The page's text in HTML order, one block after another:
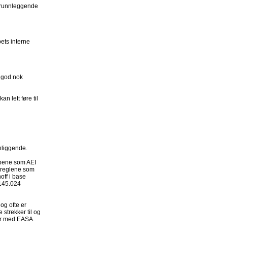
interne
nok
lett føre til
som AEI
som
i base
ofte er
strekker til og
med EASA.